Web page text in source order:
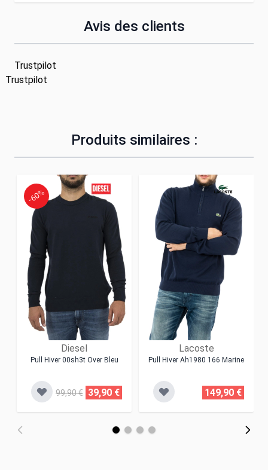
Avis des clients
Trustpilot
Trustpilot
Produits similaires :
Diesel
Pull Hiver 00sh3t Over Bleu
-60%
99,90 € 39,90 €
Lacoste
Pull Hiver Ah1980 166 Marine
149,90 €